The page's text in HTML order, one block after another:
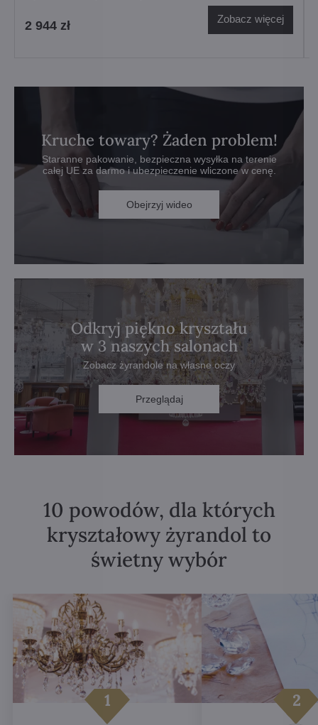
2 944 zł Zobacz więcej
Kruche towary? Żaden problem!
Staranne pakowanie, bezpieczna wysyłka na terenie
całej UE za darmo i ubezpieczenie wliczone w cenę.
Obejrzyj wideo
Odkryj piękno kryształu
w 3 naszych salonach
Zobacz żyrandole na własne oczy
Przeglądaj
10 powodów, dla których
kryształowy żyrandol to
świetny wybór